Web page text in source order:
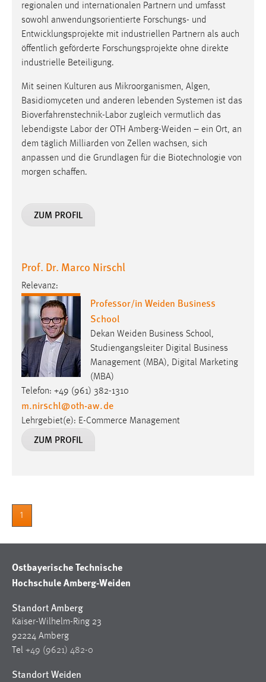
regionalen und internationalen Partnern und umfasst
sowohl anwendungsorientierte Forschungs- und
Entwicklungsprojekte mit industriellen Partnern als auch
öffentlich geförderte Forschungsprojekte ohne direkte
industrielle Beteiligung.
Mit seinen Kulturen aus Mikroorganismen, Algen,
Basidiomyceten und anderen lebenden Systemen ist das
Bioverfahrenstechnik-Labor zugleich vermutlich das
lebendigste Labor der OTH Amberg-Weiden – ein Ort, an
dem täglich Milliarden von Zellen wachsen, sich
anpassen und die Grundlagen für die Biotechnologie von
morgen schaffen.
ZUM PROFIL
Prof. Dr. Marco Nirschl
Relevanz:
Professor/in Weiden Business
School
Dekan Weiden Business School,
Studiengangsleiter Digital Business
Management (MBA), Digital Marketing
(MBA)
Telefon: +49 (961) 382-1310
m.nirschl@oth-aw.de
Lehrgebiet(e): E-Commerce Management
ZUM PROFIL
1
Ostbayerische Technische
Hochschule Amberg-Weiden
Standort Amberg
Kaiser-Wilhelm-Ring 23
92224 Amberg
Tel +49 (9621) 482-0
Standort Weiden